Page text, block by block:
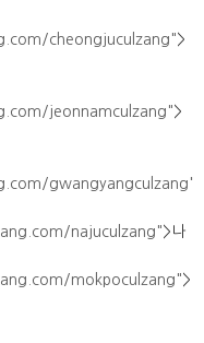
cheongjuculzang">
jeonnamculzang">
gwangyangculzang"
najuculzang">나
mokpoculzang">